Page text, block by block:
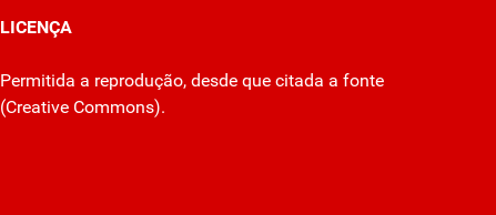
LICENÇA
Permitida a reprodução, desde que citada a fonte
(Creative Commons).